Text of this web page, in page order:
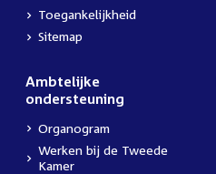
Toegankelijkheid
Sitemap
Ambtelijke
ondersteuning
Organogram
Werken bij de Tweede
Kamer